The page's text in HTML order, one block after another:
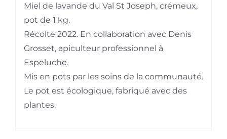
Miel de lavande du Val St Joseph, crémeux,
pot de 1 kg.
Récolte 2022. En collaboration avec Denis
Grosset, apiculteur professionnel à
Espeluche.
Mis en pots par les soins de la communauté.
Le pot est écologique, fabriqué avec des
plantes.